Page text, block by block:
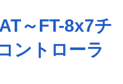
～FT-8x7チ
ントローラ